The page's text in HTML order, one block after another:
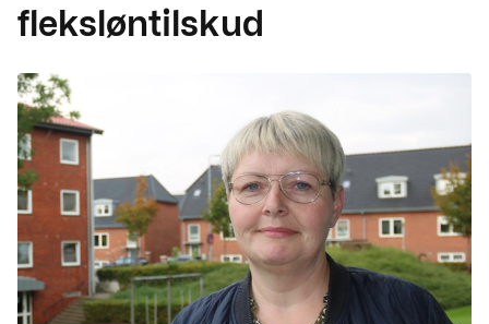
fleksløntilskud